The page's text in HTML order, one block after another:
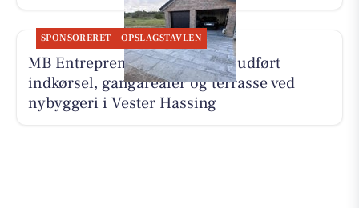
SPONSORERET OPSLAGSTAVLEN
MB Entreprenør & Anlæg har udført
indkørsel, gangarealer og terrasse ved
nybyggeri i Vester Hassing